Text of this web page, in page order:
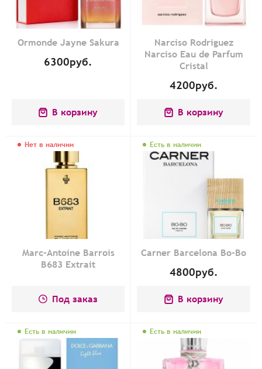
Ormonde Jayne Sakura
6300руб.
В корзину
Narciso Rodriguez
Narciso Eau de Parfum
Cristal
4200руб.
В корзину
Нет в наличии
Marc-Antoine Barrois
B683 Extrait
Под заказ
Есть в наличии
Carner Barcelona Bo-Bo
4800руб.
В корзину
Есть в наличии Есть в наличии